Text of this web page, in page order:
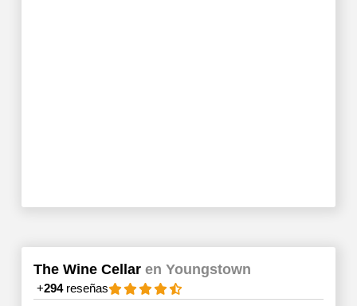
The Wine Cellar en Youngstown
+294reseñas